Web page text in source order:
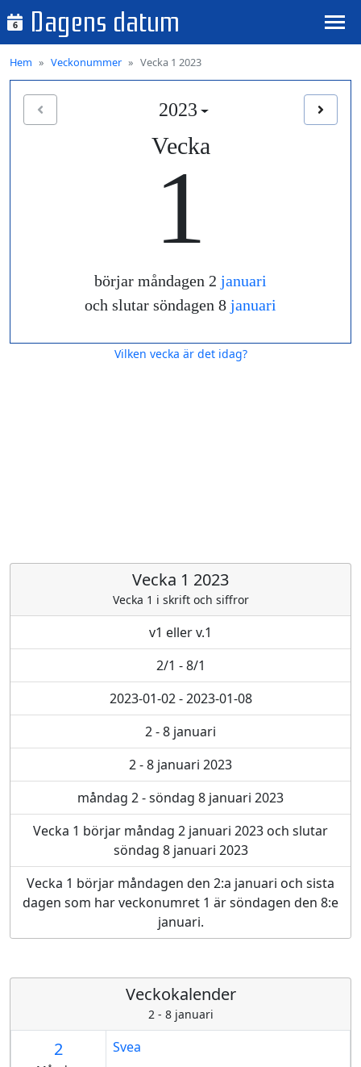
6 Dagens datum
Hem Veckonummer Vecka 1 2023
2023
Vecka
1
börjar måndagen 2 januari
och slutar söndagen 8 januari
Vilken vecka är det idag?
Vecka 1 2023
Vecka 1 i skrift och siffror
v1 eller v.1
2/1 - 8/1
2023-01-02 - 2023-01-08
2 - 8 januari
2 - 8 januari 2023
måndag 2 - söndag 8 januari 2023
Vecka 1 börjar måndag 2 januari 2023 och slutar
söndag 8 januari 2023
Vecka 1 börjar måndagen den 2:a januari och sista
dagen som har veckonumret 1 är söndagen den 8:e
januari.
Veckokalender
2 - 8 januari
2 Svea